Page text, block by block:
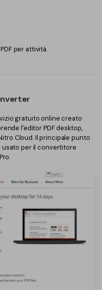
per attività.
gratuito online creato
l'editor PDF desktop,
Cloud. Il principale punto
usato per il convertitore